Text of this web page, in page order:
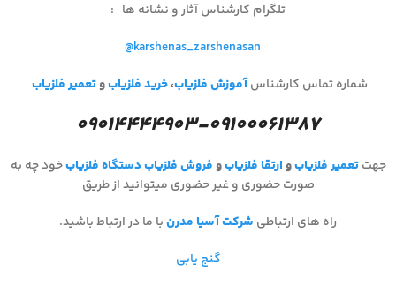
تلگرام کارشناس آثار و نشانه ها :
@karshenas_zarshenasan
شماره تماس کارشناسآموزش فلزیاب،خرید فلزیابوتعمیر فلزیاب
۰۹۰۱۴۴۴۴۹۰۳-۰۹۱۰۰۰۶۱۳۸۷
جهتتعمیر فلزیابوارتقا فلزیابوفروش فلزیابدستگاه فلزیابخود چه به
صورت حضوری و غیر حضوری میتوانید از طریق
راه های ارتباطی شرکت آسیا مدرنبا ما در ارتباط باشید.
گنج یابی